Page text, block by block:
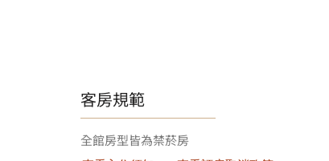
​客房規範
​全館房型皆為禁菸房